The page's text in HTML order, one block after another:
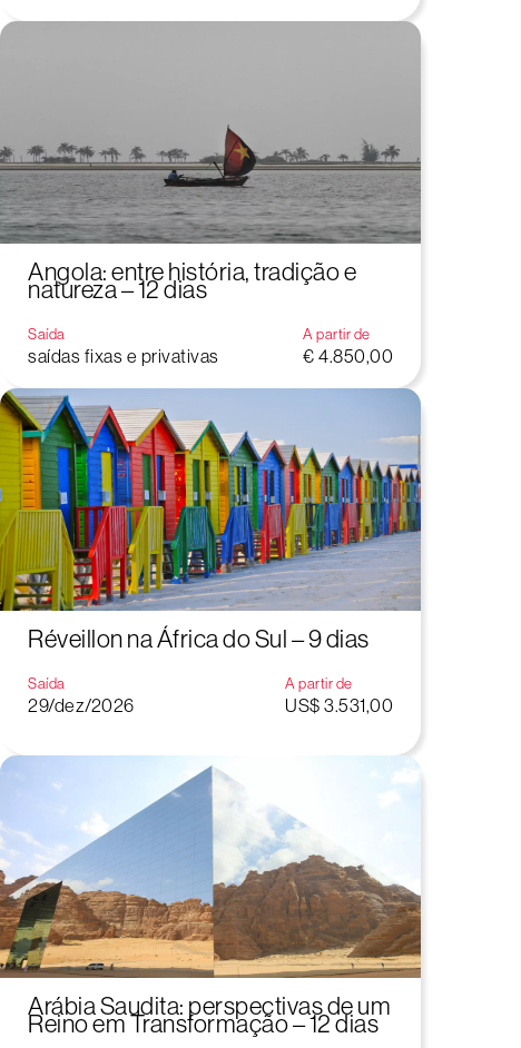
Angola: entre história, tradição e
natureza – 12 dias
Saída
saídas fixas e privativas
A partir de
€ 4.850,00
Réveillon na África do Sul – 9 dias
Saída
29/dez/2026
A partir de
US$ 3.531,00
Arábia Saudita: perspectivas de um
Reino em Transformação – 12 dias